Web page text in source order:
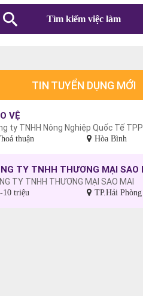
Tìm kiếm việc làm
TIN TUYỂN DỤNG MỚI
VỆ
ty TNHH Nông Nghiệp Quốc Tế TPP
thuận Hòa Bình
TY TNHH THƯƠNG MẠI SAO MAI
10 triệu TP.Hải Phòng